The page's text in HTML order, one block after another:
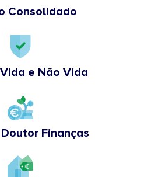
Consolidado
e Não Vida
Doutor Finanças